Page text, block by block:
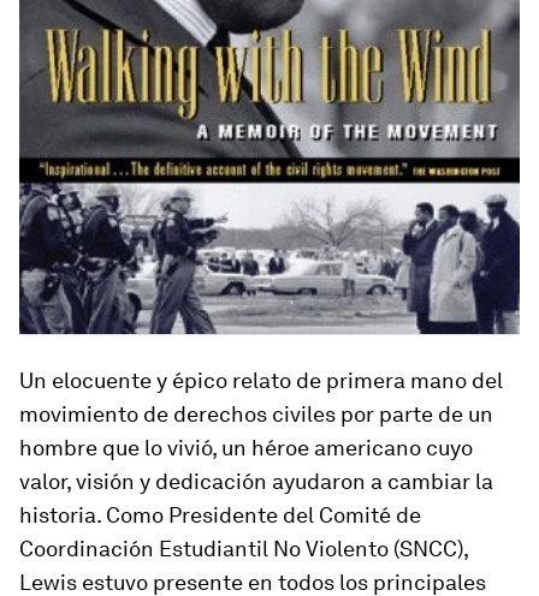
Un elocuente y épico relato de primera mano del
movimiento de derechos civiles por parte de un
hombre que lo vivió, un héroe americano cuyo
valor, visión y dedicación ayudaron a cambiar la
historia. Como Presidente del Comité de
Coordinación Estudiantil No Violento (SNCC),
Lewis estuvo presente en todos los principales